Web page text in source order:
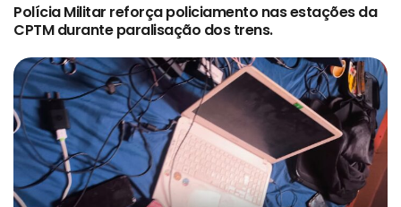
Polícia Militar reforça policiamento nas estações da
CPTM durante paralisação dos trens.